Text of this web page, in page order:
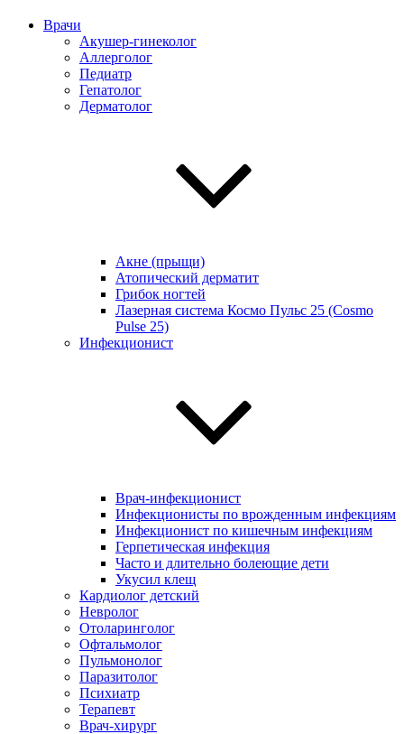
Врачи
Акушер-гинеколог
Аллерголог
Педиатр
Гепатолог
Дерматолог
Акне (прыщи)
Атопический дерматит
Грибок ногтей
Лазерная система Космо Пульс 25 (Cosmo
Pulse 25)
Инфекционист
Врач-инфекционист
Инфекционисты по врожденным инфекциям
Инфекционист по кишечным инфекциям
Герпетическая инфекция
Часто и длительно болеющие дети
Укусил клещ
Кардиолог детский
Невролог
Отоларинголог
Офтальмолог
Пульмонолог
Паразитолог
Психиатр
Терапевт
Врач-хирург